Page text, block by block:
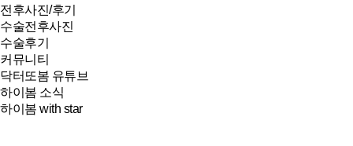
전후사진/후기
수술전후사진
수술후기
커뮤니티
닥터또봄 유튜브
하이봄 소식
하이봄 with star